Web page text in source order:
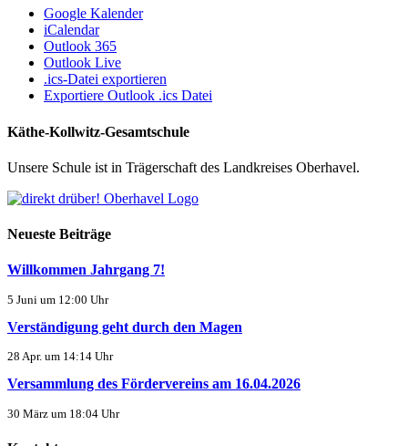
Google Kalender
iCalendar
Outlook 365
Outlook Live
.ics-Datei exportieren
Exportiere Outlook .ics Datei
Käthe-Kollwitz-Gesamtschule
Unsere Schule ist in Trägerschaft des Landkreises Oberhavel.
Neueste Beiträge
Willkommen Jahrgang 7!
5 Juni um 12:00 Uhr
Verständigung geht durch den Magen
28 Apr. um 14:14 Uhr
Versammlung des Fördervereins am 16.04.2026
30 März um 18:04 Uhr